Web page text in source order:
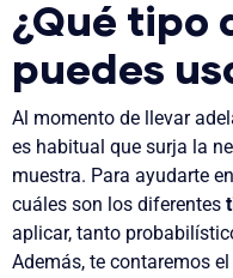
¿Qué tipo
puedes
Al momento de llevar
es habitual que surja la
muestra. Para ayudarte
cuáles son los diferentes
aplicar, tanto
Además, te contaremos